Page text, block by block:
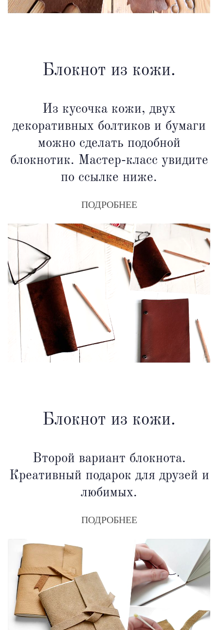
Блокнот из кожи.
Из кусочка кожи, двух
декоративных болтиков и бумаги
можно сделать подобной
блокнотик. Мастер-класс увидите
по ссылке ниже.
ПОДРОБНЕЕ
Блокнот из кожи.
Второй вариант блокнота.
Креативный подарок для друзей и
любимых.
ПОДРОБНЕЕ